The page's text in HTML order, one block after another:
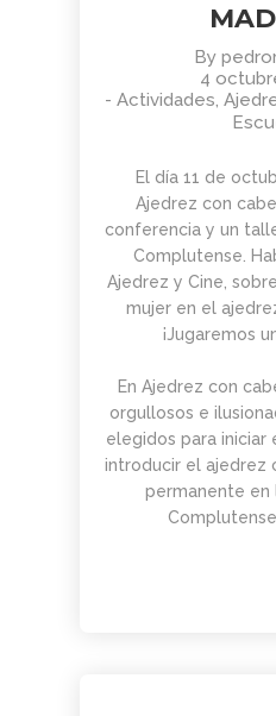
AJEDREZ
CABEZA –
PARA
LAS
Y
– 13
4
BOLETÍN
MAYO 2026 –
COMUNIDAD
AJEDREZ
CON
CABEZA
30
ABRIL
PARA
LAS
Y
–
23
MAYO
29
ABRIL
2026
AJEDREZ
INICIACIÓN
ADULTOS -
CURSO DE
AJEDREZ
APRENDE
DESDE 0.
INICIO LA
SEMANA
27
ABRIL
2026
DE
By
4
- Actividades,
El día 11 de
Ajedrez con
conferencia y un
Complutense.
Ajedrez y Cine,
mujer en el
¡Jugaremos
En Ajedrez con
orgullosos e
elegidos para
introducir el ajedrez
permanente en